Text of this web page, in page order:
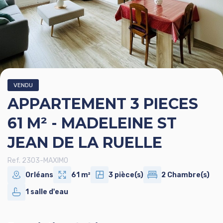
VENDU
APPARTEMENT 3 PIECES
61 M² - MADELEINE ST
JEAN DE LA RUELLE
Ref. 2303-MAXIMO
Orléans
61 m² 3 pièce(s) 2 Chambre(s)
1 salle d'eau